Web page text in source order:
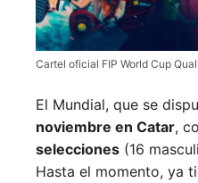
Cartel oficial FIP World Cup
El Mundial, que se
noviembre en Catar,
selecciones (16
Hasta el momento, ya